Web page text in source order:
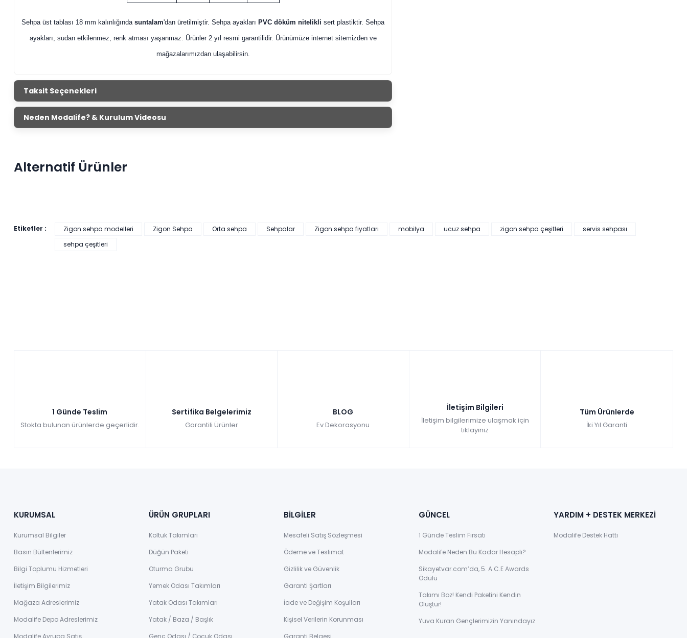
Sehpa üst tablası 18 mm kalınlığında suntalam'dan üretilmiştir. Sehpa ayakları PVC döküm nitelikli sert plastiktir. Sehpa
ayakları, sudan etkilenmez, renk atması yaşanmaz. Ürünler 2 yıl resmi garantilidir. Ürünümüze internet sitemizden ve
mağazalarımızdan ulaşabilirsin.
Taksit Seçenekleri
Neden Modalife? & Kurulum Videosu
Alternatif Ürünler
1.199,00 ₺'den başlayan
Etiketler : Zigon sehpa modelleri Zigon Sehpa Orta sehpa Sehpalar Zigon sehpa fiyatları mobilya ucuz sehpa zigon sehpa çeşitleri
servis sehpası
sehpa çeşitleri
1 Günde Teslim
Stokta bulunan ürünlerde geçerlidir.
Sertifika Belgelerimiz
Garantili Ürünler
BLOG
Ev Dekorasyonu
İletişim Bilgileri
İletişim bilgilerimize ulaşmak için
tıklayınız
Tüm Ürünlerde
İki Yıl Garanti
KURUMSAL
Kurumsal Bilgiler
Basın Bültenlerimiz
Bilgi Toplumu Hizmetleri
İletişim Bilgilerimiz
Mağaza Adreslerimiz
Modalife Depo Adreslerimiz
ÜRÜN GRUPLARI
Koltuk Takımları
Düğün Paketi
Oturma Grubu
Yemek Odası Takımları
Yatak Odası Takımları
Yatak / Baza / Başlık
BİLGİLER
Mesafeli Satış Sözleşmesi
Ödeme ve Teslimat
Gizlilik ve Güvenlik
Garanti Şartları
İade ve Değişim Koşulları
Kişisel Verilerin Korunması
GÜNCEL
1 Günde Teslim Fırsatı
Modalife Neden Bu Kadar Hesaplı?
Sikayetvar.com’da, 5. A.C.E Awards
Ödülü
Takımı Boz! Kendi Paketini Kendin
Oluştur!
Yuva Kuran Gençlerimizin Yanındayız
YARDIM + DESTEK MERKEZİ
Modalife Destek Hattı